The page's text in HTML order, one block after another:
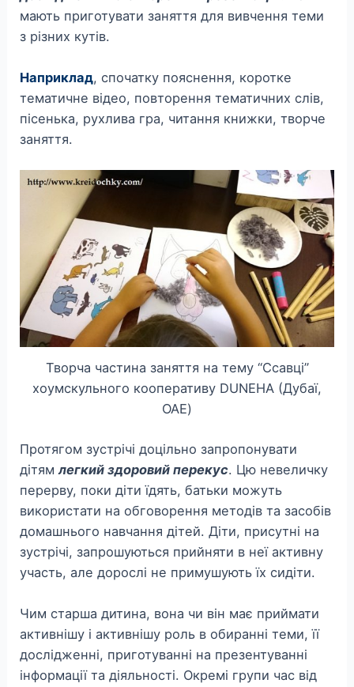
мають приготувати заняття для вивчення теми
з різних кутів.
Наприклад, спочатку пояснення, коротке
тематичне відео, повторення тематичних слів,
пісенька, рухлива гра, читання книжки, творче
заняття.
Творча частина заняття на тему “Ссавці”
хоумскульного кооперативу DUNEHA (Дубаї,
ОАЕ)
Протягом зустрічі доцільно запропонувати
дітямлегкий здоровий перекус. Цю невеличку
перерву, поки діти їдять, батьки можуть
використати на обговорення методів та засобів
домашнього навчання дітей. Діти, присутні на
зустрічі, запрошуються прийняти в неї активну
участь, але дорослі не примушують їх сидіти.
Чим старша дитина, вона чи він має приймати
активнішу і активнішу роль в обиранні теми, її
дослідженні, приготуванні на презентуванні
інформації та діяльності. Окремі групи час від